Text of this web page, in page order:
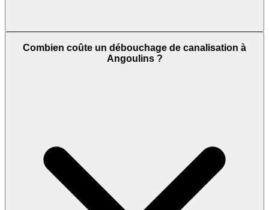
Combien coûte un débouchage de canalisation à
Angoulins ?